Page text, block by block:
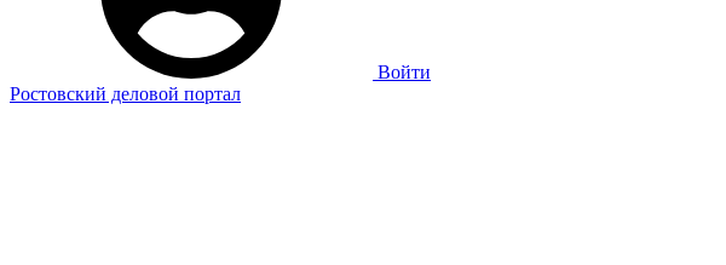
Войти
Ростовский деловой портал